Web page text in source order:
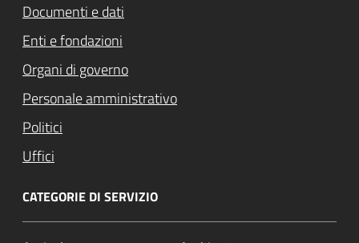
Documenti e dati
Enti e fondazioni
Organi di governo
Personale amministrativo
Politici
Uffici
CATEGORIE DI SERVIZIO